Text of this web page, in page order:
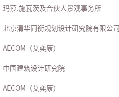
玛莎.施瓦茨及合伙人景观事务所
北京清华同衡规划设计研究院有限公司
AECOM（艾奕康）
中国建筑设计研究院
AECOM（艾奕康）